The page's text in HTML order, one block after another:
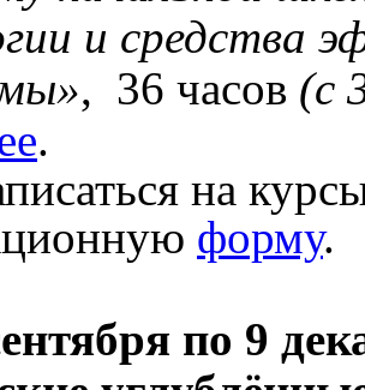
и средства
, 36 часов (с
.
на
форму.
по 9